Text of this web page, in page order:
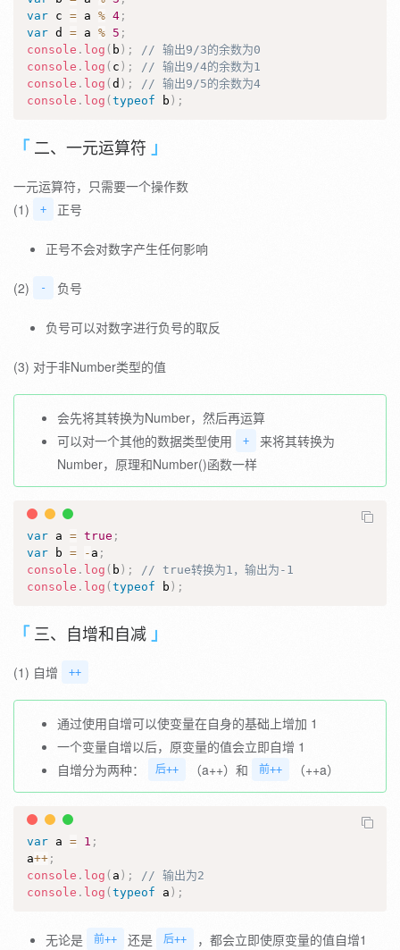
var c = a % 4 ;
var d = a % 5 ;
console . log ( b ) ;
// 输出9/3的余数为0
console . log ( c ) ;
// 输出9/4的余数为1
console . log ( d ) ;
// 输出9/5的余数为4
console . log ( typeof b ) ;
二、一元运算符
一元运算符，只需要一个操作数
(1)
+ 正号
正号不会对数字产生任何影响
(2) - 负号
负号可以对数字进行负号的取反
(3) 对于非Number类型的值
会先将其转换为Number，然后再运算
可以对一个其他的数据类型使用
+
来将其转换为
Number，原理和Number()函数一样
var a = true ;
var b = - a ;
console . log ( b ) ;
// true转换为1，输出为-1
console . log ( typeof b ) ;
三、自增和自减
(1) 自增 ++
通过使用自增可以使变量在自身的基础上增加 1
一个变量自增以后，原变量的值会立即自增 1
自增分为两种：
后++ （a++）和 前++ （++a）
var a = 1 ;
a++ ;
console . log ( a ) ;
// 输出为2
console . log ( typeof a ) ;
无论是 前++ 还是 后++ ，都会立即使原变量的值自增1